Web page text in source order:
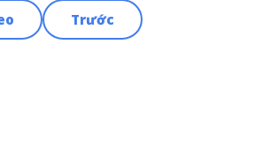
Trước